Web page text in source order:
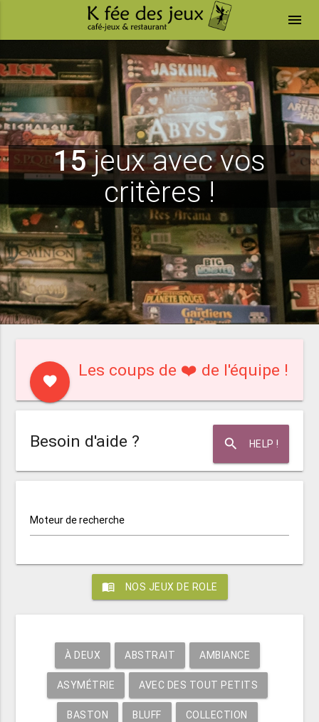
menu
15jeux avec vos
critères !
favorite
Les coups de ❤️ de l'équipe !
search HELP !
Besoin d'aide ?
Moteur de recherche
menu_book NOS JEUX DE ROLE
À DEUX ABSTRAIT AMBIANCE
ASYMÉTRIE AVEC DES TOUT PETITS
BASTON BLUFF COLLECTION